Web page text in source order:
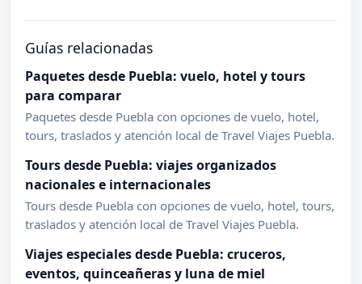
Guías relacionadas
Paquetes desde Puebla: vuelo, hotel y tours
para comparar
Paquetes desde Puebla con opciones de vuelo, hotel,
tours, traslados y atención local de Travel Viajes Puebla.
Tours desde Puebla: viajes organizados
nacionales e internacionales
Tours desde Puebla con opciones de vuelo, hotel, tours,
traslados y atención local de Travel Viajes Puebla.
Viajes especiales desde Puebla: cruceros,
eventos, quinceañeras y luna de miel